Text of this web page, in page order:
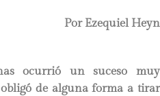
Por Ezequiel Heyn
ocurrió un suceso muy
de alguna forma a tirar